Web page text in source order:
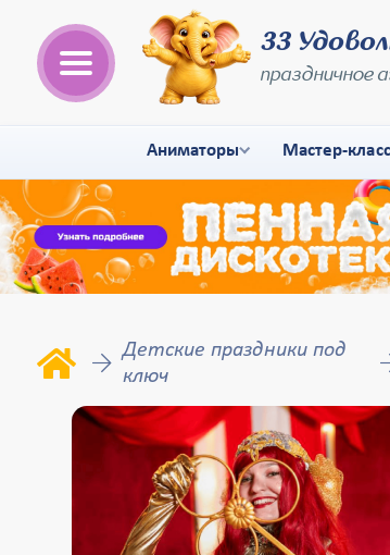
33
праздничное
Аниматоры Мастер-
Детские праздники под
ключ